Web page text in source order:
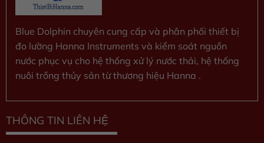
Blue Dolphin chuyên cung cấp và phân phối thiết bị
đo lường Hanna Instruments và kiểm soát nguồn
nước phục vụ cho hệ thống xử lý nước thải, hệ thống
nuôi trồng thủy sản từ thương hiệu Hanna .
THÔNG TIN LIÊN HỆ